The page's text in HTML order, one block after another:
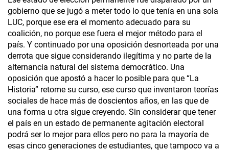
gobierno que se jugó a meter todo lo que tenía en una sola
LUC, porque ese era el momento adecuado para su
coalición, no porque ese fuera el mejor método para el
país. Y continuado por una oposición desnorteada por una
derrota que sigue considerando ilegítima y no parte de la
alternancia natural del sistema democrático. Una
oposición que apostó a hacer lo posible para que “La
Historia” retome su curso, ese curso que inventaron teorías
sociales de hace más de doscientos años, en las que de
una forma u otra sigue creyendo. Sin considerar que tener
el país en un estado de permanente agitación electoral
podrá ser lo mejor para ellos pero no para la mayoría de
esas cinco generaciones de estudiantes, que tampoco va a